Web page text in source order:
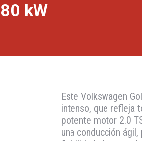
kW
Este Volkswagen
intenso, que refleja
potente motor 2.0
una conducción